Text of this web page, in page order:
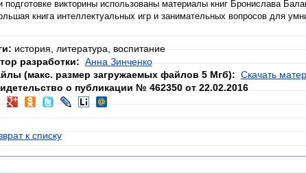
подготовке викторины использованы материалы книг Бронислава
книга интеллектуальных игр и занимательных вопросов для
история, литература, воспитание
разработки: Анна Зинченко
(макс. размер загружаемых файлов 5 Мгб): Скачать
о публикации № 462350 от 22.02.2016
к списку